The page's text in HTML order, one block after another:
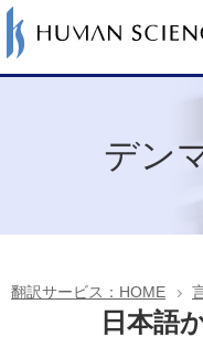
デン
翻訳サービス：HOME
日本語